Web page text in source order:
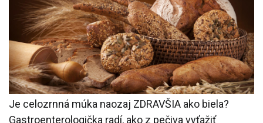
Je celozrnná múka naozaj ZDRAVŠIA ako biela?
Gastroenterologička radí, ako z pečiva vyťažiť